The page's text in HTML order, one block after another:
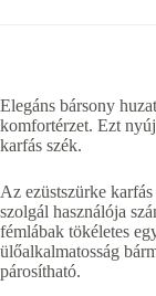
Elegáns bársony
komfortérzet. Ezt
karfás szék.
Az ezüstszürke
szolgál használója
fémlábak tökéletes
ülőalkalmatosság
párosítható.